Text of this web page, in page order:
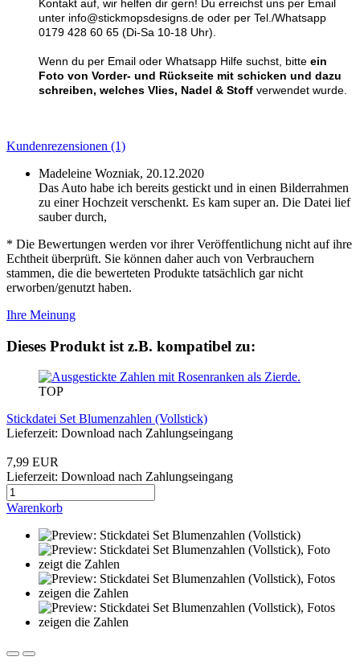
Kontakt auf, wir helfen dir gern! Du erreichst uns per Email
unter info@stickmopsdesigns.de oder per Tel./Whatsapp
0179 428 60 65 (Di-Sa 10-18 Uhr).
Wenn du per Email oder Whatsapp Hilfe suchst, bitte ein
Foto von Vorder- und Rückseite mit schicken und dazu
schreiben, welches Vlies, Nadel & Stoff verwendet wurde.
Kundenrezensionen (1)
Madeleine Wozniak, 20.12.2020
Das Auto habe ich bereits gestickt und in einen Bilderrahmen
zu einer Hochzeit verschenkt. Es kam super an. Die Datei lief
sauber durch,
* Die Bewertungen werden vor ihrer Veröffentlichung nicht auf ihre
Echtheit überprüft. Sie können daher auch von Verbrauchern
stammen, die die bewerteten Produkte tatsächlich gar nicht
erworben/genutzt haben.
Ihre Meinung
Dieses Produkt ist z.B. kompatibel zu:
TOP
Stickdatei Set Blumenzahlen (Vollstick)
Lieferzeit: Download nach Zahlungseingang
7,99 EUR
Lieferzeit: Download nach Zahlungseingang
Warenkorb